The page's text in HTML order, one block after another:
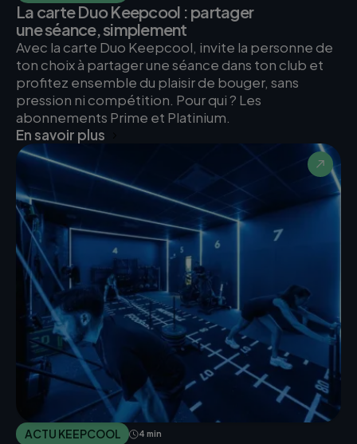
La carte Duo Keepcool : partager
une séance, simplement
Avec la carte Duo Keepcool, invite la personne de
ton choix à partager une séance dans ton club et
profitez ensemble du plaisir de bouger, sans
pression ni compétition. Pour qui ? Les
abonnements Prime et Platinium.
En savoir plus
ACTU KEEPCOOL 4 min